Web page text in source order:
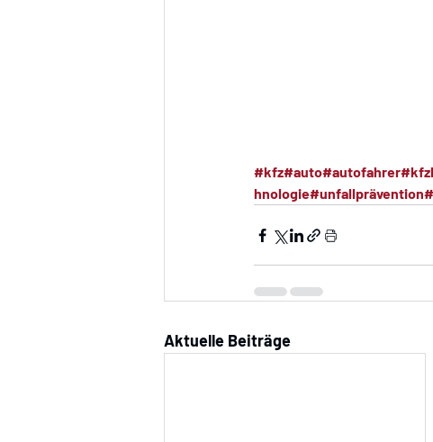
#kfz#auto#autofahrer
hnologie#unfallprävention
Aktuelle Beiträge